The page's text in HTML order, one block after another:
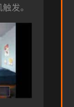
发。